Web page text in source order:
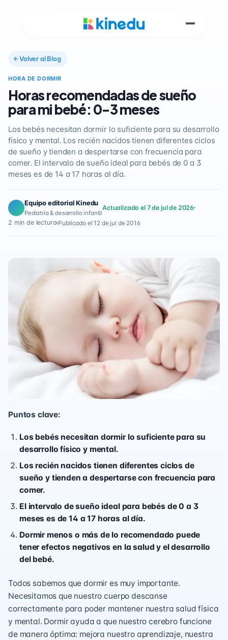
Volver al Blog
HORA DE DORMIR
Horas recomendadas de sueño
para mi bebé: 0-3 meses
Los bebés necesitan dormir lo suficiente para su desarrollo
físico y mental. Los recién nacidos tienen diferentes ciclos
de sueño y tienden a despertarse con frecuencia para
comer. El intervalo de sueño ideal para bebés de 0 a 3
meses es de 14 a 17 horas al día.
Equipo editorial Kinedu
Pediatría & desarrollo infantil
Actualizado el 7 de jul de 2026
2 min de lectura Publicado el 12 de jul de 2016
Puntos clave:
Los bebés necesitan dormir lo suficiente para su
desarrollo físico y mental.
Los recién nacidos tienen diferentes ciclos de
sueño y tienden a despertarse con frecuencia para
comer.
El intervalo de sueño ideal para bebés de 0 a 3
meses es de 14 a 17 horas al día.
Dormir menos o más de lo recomendado puede
tener efectos negativos en la salud y el desarrollo
del bebé.
Todos sabemos que dormir es muy importante.
Necesitamos que nuestro cuerpo descanse
correctamente para poder mantener nuestra salud física
y mental. Dormir ayuda a que nuestro cerebro funcione
de manera óptima: mejora nuestro aprendizaje, nuestra